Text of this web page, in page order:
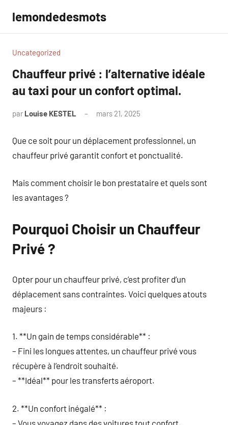
contenu
lemondedesmots
Uncategorized
Chauffeur privé : l’alternative idéale
au taxi pour un confort optimal.
par Louise KESTEL mars 21, 2025
Que ce soit pour un déplacement professionnel, un
chauffeur privé garantit confort et ponctualité.
Mais comment choisir le bon prestataire et quels sont
les avantages ?
Pourquoi Choisir un Chauffeur
Privé ?
Opter pour un chauffeur privé, c’est profiter d’un
déplacement sans contraintes. Voici quelques atouts
majeurs :
1. **Un gain de temps considérable** :
– Fini les longues attentes, un chauffeur privé vous
récupère à l’endroit souhaité.
– **Idéal** pour les transferts aéroport.
2. **Un confort inégalé** :
– Vous voyagez dans des voitures tout confort,